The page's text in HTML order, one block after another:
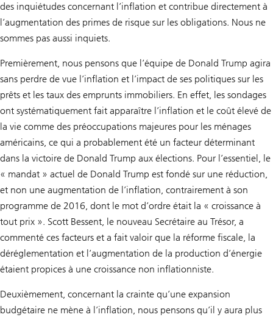
des inquiétudes concernant l’inflation et contribue directement à
l’augmentation des primes de risque sur les obligations. Nous ne
sommes pas aussi inquiets.
Premièrement, nous pensons que l’équipe de Donald Trump agira
sans perdre de vue l’inflation et l’impact de ses politiques sur les
prêts et les taux des emprunts immobiliers. En effet, les sondages
ont systématiquement fait apparaître l’inflation et le coût élevé de
la vie comme des préoccupations majeures pour les ménages
américains, ce qui a probablement été un facteur déterminant
dans la victoire de Donald Trump aux élections. Pour l’essentiel, le
« mandat » actuel de Donald Trump est fondé sur une réduction,
et non une augmentation de l’inflation, contrairement à son
programme de 2016, dont le mot d’ordre était la « croissance à
tout prix ». Scott Bessent, le nouveau Secrétaire au Trésor, a
commenté ces facteurs et a fait valoir que la réforme fiscale, la
déréglementation et l’augmentation de la production d’énergie
étaient propices à une croissance non inflationniste.
Deuxièmement, concernant la crainte qu’une expansion
budgétaire ne mène à l’inflation, nous pensons qu’il y aura plus